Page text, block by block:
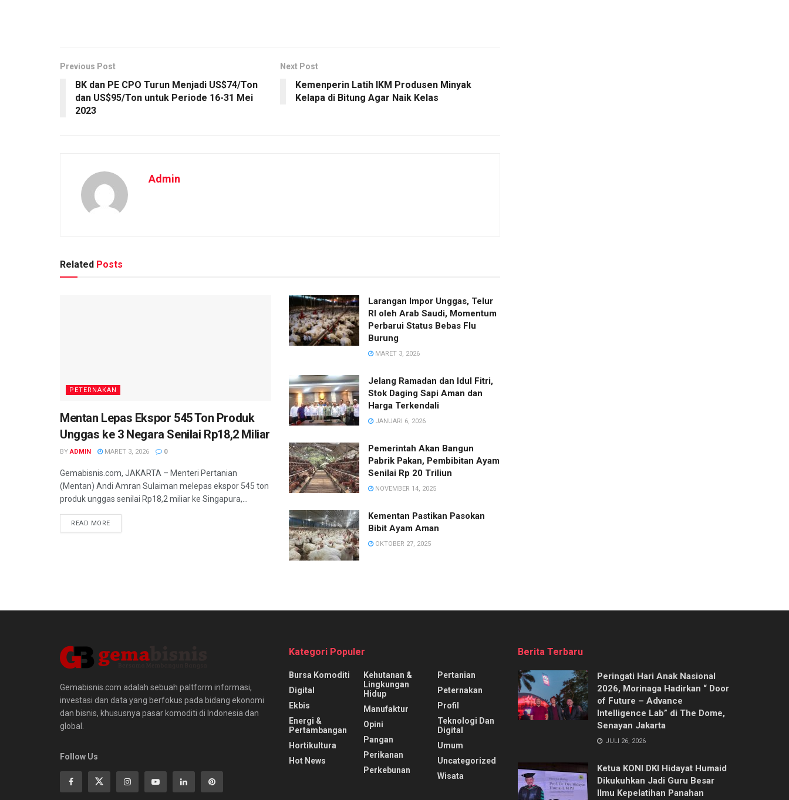
Previous Post
BK dan PE CPO Turun Menjadi US$74/Ton
dan US$95/Ton untuk Periode 16-31 Mei
2023
Next Post
Kemenperin Latih IKM Produsen Minyak
Kelapa di Bitung Agar Naik Kelas
Admin
Related Posts
PETERNAKAN
Mentan Lepas Ekspor 545 Ton Produk
Unggas ke 3 Negara Senilai Rp18,2 Miliar
BY ADMIN MARET 3, 2026 0
Gemabisnis.com, JAKARTA – Menteri Pertanian
(Mentan) Andi Amran Sulaiman melepas ekspor 545 ton
produk unggas senilai Rp18,2 miliar ke Singapura,...
READ MORE
Larangan Impor Unggas, Telur
RI oleh Arab Saudi, Momentum
Perbarui Status Bebas Flu
Burung
MARET 3, 2026
Jelang Ramadan dan Idul Fitri,
Stok Daging Sapi Aman dan
Harga Terkendali
JANUARI 6, 2026
Pemerintah Akan Bangun
Pabrik Pakan, Pembibitan Ayam
Senilai Rp 20 Triliun
NOVEMBER 14, 2025
Kementan Pastikan Pasokan
Bibit Ayam Aman
OKTOBER 27, 2025
Gemabisnis.com adalah sebuah paltform informasi,
investasi dan data yang berfokus pada bidang ekonomi
dan bisnis, khususnya pasar komoditi di Indonesia dan
global.
Follow Us
Kategori Populer
Bursa Komoditi
Digital
Ekbis
Energi &
Pertambangan
Hortikultura
Hot News
Kehutanan &
Lingkungan
Hidup
Manufaktur
Opini
Pangan
Perikanan
Perkebunan
Pertanian
Peternakan
Profil
Teknologi Dan
Digital
Umum
Uncategorized
Wisata
Berita Terbaru
Peringati Hari Anak Nasional
2026, Morinaga Hadirkan “ Door
of Future – Advance
Intelligence Lab” di The Dome,
Senayan Jakarta
JULI 26, 2026
Ketua KONI DKI Hidayat Humaid
Dikukuhkan Jadi Guru Besar
Ilmu Kepelatihan Panahan